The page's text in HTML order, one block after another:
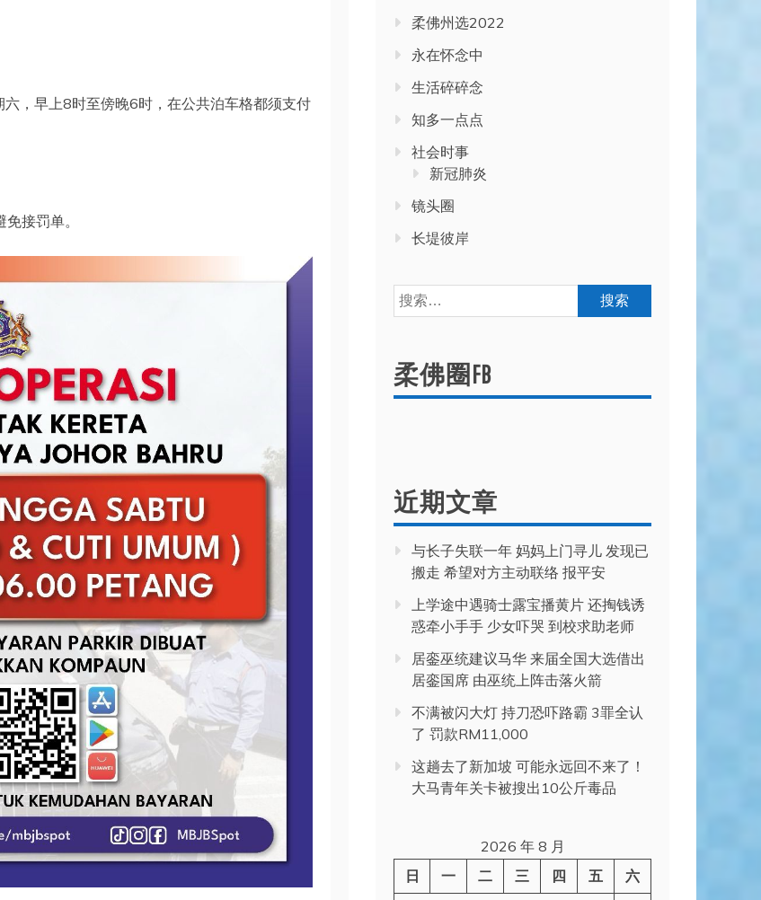
六，早上8时至傍晚6时，在公共泊车格都须支付
接罚单。
柔佛州选2022
永在怀念中
生活碎碎念
知多一点点
社会时事
新冠肺炎
镜头圈
长堤彼岸
搜
索：
柔佛圈FB
近期文章
与长子失联一年 妈妈上门寻儿 发现已
搬走 希望对方主动联络 报平安
上学途中遇骑士露宝播黄片 还掏钱诱
惑牵小手手 少女吓哭 到校求助老师
居銮巫统建议马华 来届全国大选借出
居銮国席 由巫统上阵击落火箭
不满被闪大灯 持刀恐吓路霸 3罪全认
了 罚款RM11,000
这趟去了新加坡 可能永远回不来了！
大马青年关卡被搜出10公斤毒品
2026 年 8 月
日
一 二 三 四 五
六